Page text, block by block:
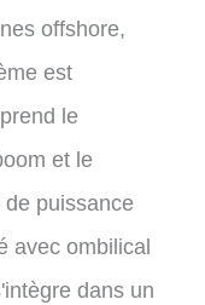
offshore,
est
le
et le
de puissance
avec ombilical
dans un